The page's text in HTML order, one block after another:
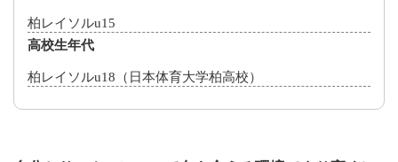
柏レイソルu15
高校生年代
柏レイソルu18（日本体育大学柏高校）